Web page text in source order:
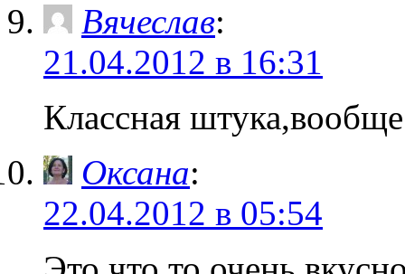
Вячеслав:
21.04.2012 в 16:31
Классная
Оксана:
22.04.2012 в 05:54